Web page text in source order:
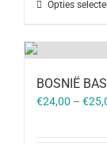
Opties
BOSNIË
€24,00 – €